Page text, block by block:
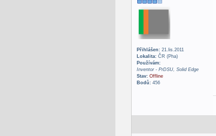
Přihlášen:21.lis.2011
Lokalita:ČR (Pha)
Používám:
Inventor - PrDSU, Solid Edge
Stav: Offline
Bodů:456